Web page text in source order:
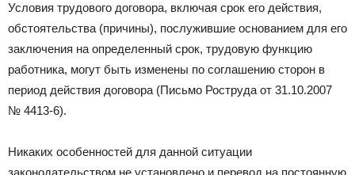
Условия трудового договора, включая срок его действия,
обстоятельства (причины), послужившие основанием для его
заключения на определенный срок, трудовую функцию
работника, могут быть изменены по соглашению сторон в
период действия договора (Письмо Роструда от 31.10.2007
№ 4413-6).
Никаких особенностей для данной ситуации